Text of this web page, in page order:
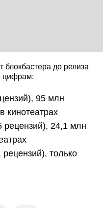
до релиза
цифрам:
95 млн
кинотеатрах
рецензий), 24,1 млн
рецензий), только